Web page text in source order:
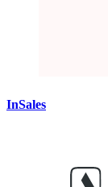
InSales